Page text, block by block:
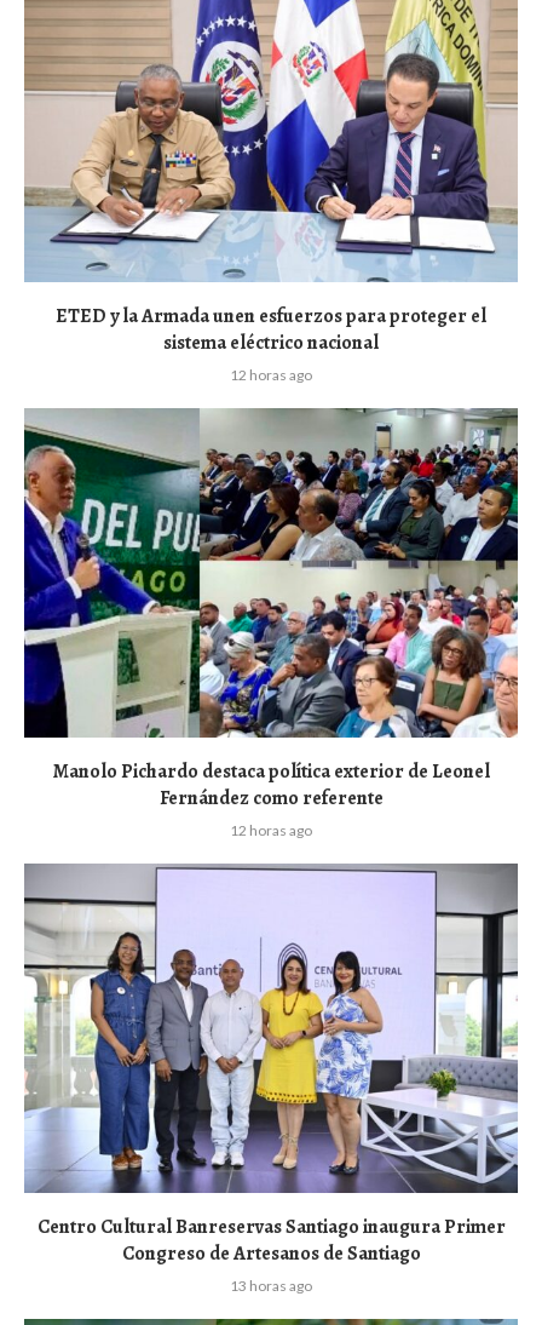
ETED y la Armada unen esfuerzos para proteger el
sistema eléctrico nacional
12 horas ago
Manolo Pichardo destaca política exterior de Leonel
Fernández como referente
12 horas ago
Centro Cultural Banreservas Santiago inaugura Primer
Congreso de Artesanos de Santiago
13 horas ago